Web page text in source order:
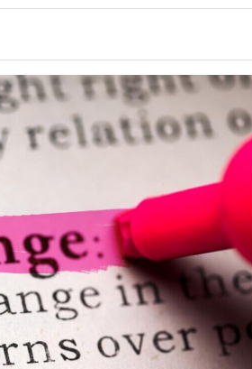
A